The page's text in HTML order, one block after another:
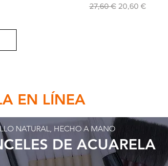
Precio
27,60 € Precio de oferta
20,60 €
EN LÍNEA
NATURAL, HECHO A MANO
DE ACUARELA